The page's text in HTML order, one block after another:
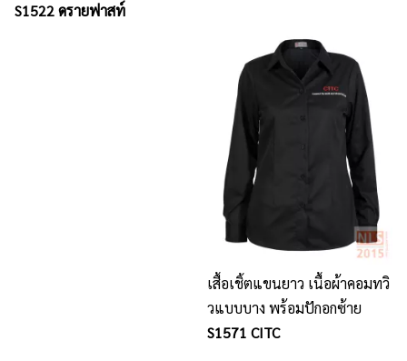
S1522 ดรายฟาสท์
เสื้อเชิ้ตแขนยาว เนื้อผ้าคอมทวิ
วแบบบาง พร้อมปักอกซ้าย
S1571 CITC